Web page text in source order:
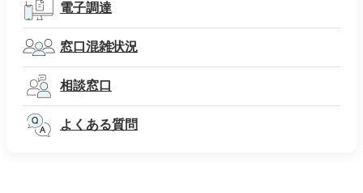
電子調達
窓口混雑状況
相談窓口
よくある質問